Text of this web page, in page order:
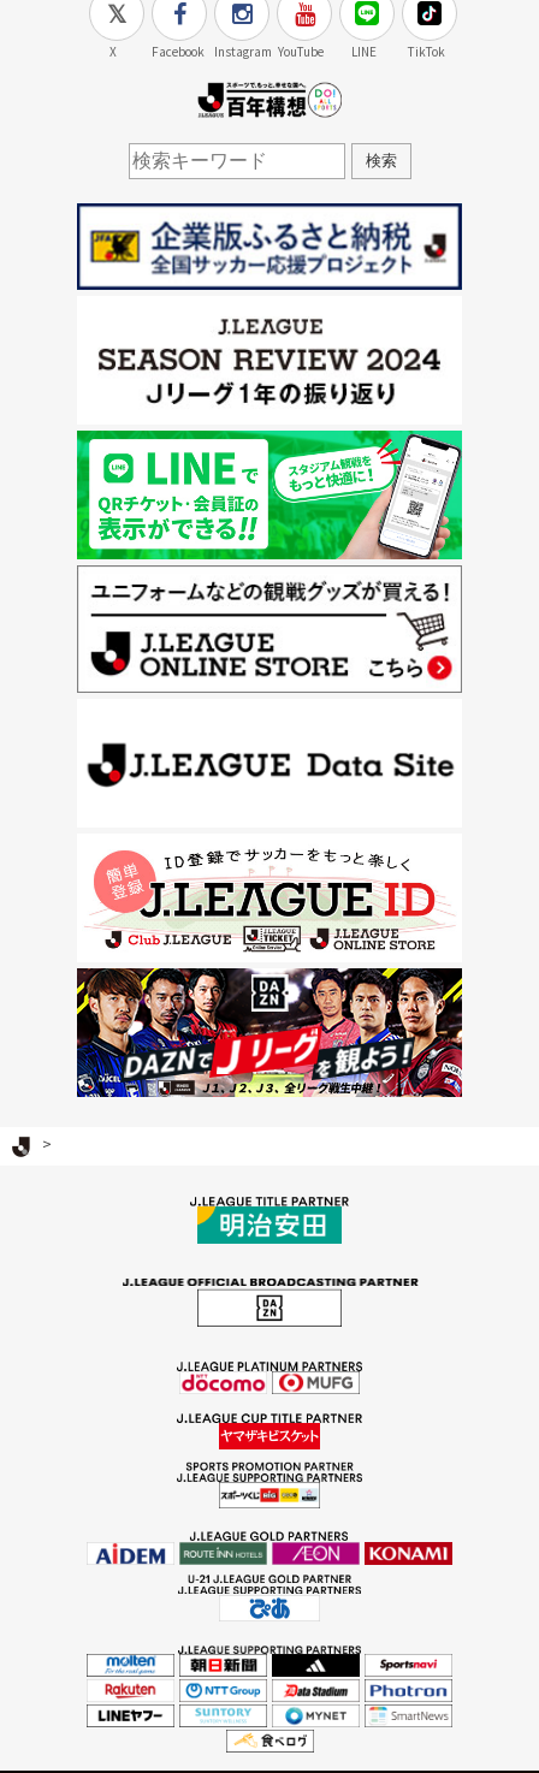
X Facebook Instagram YouTube LINE TikTok
検索
Ｊリーグ TOP